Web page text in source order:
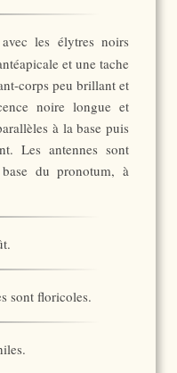
les élytres noirs
et une tache
corps peu brillant et
noire longue et
à la base puis
Les antennes sont
du pronotum, à
sont floricoles.